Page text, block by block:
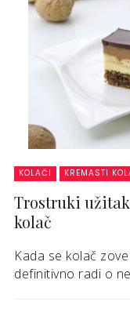
KOLAČI KREMASTI
Trostruki
kolač
Kada se kolač
definitivno radi o